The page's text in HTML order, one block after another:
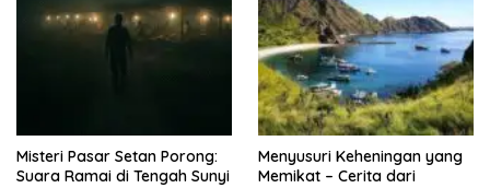
Misteri Pasar Setan Porong:
Suara Ramai di Tengah Sunyi
Menyusuri Keheningan yang
Memikat – Cerita dari